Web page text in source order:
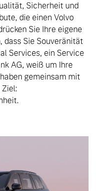
bei uns eine
Original
und
Sie uns
Sicherheit und
die einen Volvo
Sie Ihre eigene
dass Sie Souveränität
Services, ein Service
AG, weiß um Ihre
gemeinsam mit